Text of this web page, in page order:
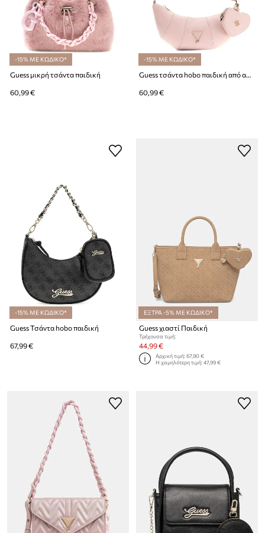
-15% ΜΕ ΚΩΔΙΚΟ*
Guess μικρή τσάντα παιδική
60,99 €
-15% ΜΕ ΚΩΔΙΚΟ*
Guess τσάντα hobo παιδική από απομίμηση δέρματος
60,99 €
-15% ΜΕ ΚΩΔΙΚΟ*
Guess Τσάντα hobo παιδική
67,99 €
ΕΞΤΡΑ -5% ΜΕ ΚΩΔΙΚΟ*
Guess χιαστί Παιδική
Τρέχουσα τιμή:
44,99 €
Αρχική τιμή:67,90 €
Η χαμηλότερη τιμή:47,99 €